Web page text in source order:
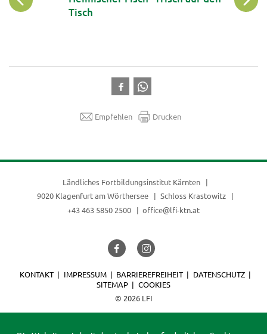
Tisch
Empfehlen Drucken
Ländliches Fortbildungsinstitut Kärnten
9020 Klagenfurt am Wörthersee
Schloss Krastowitz
+43 463 5850 2500
office@lfi-ktn.at
© 2026 LFI
KONTAKT IMPRESSUM BARRIEREFREIHEIT
DATENSCHUTZ
SITEMAP
COOKIES